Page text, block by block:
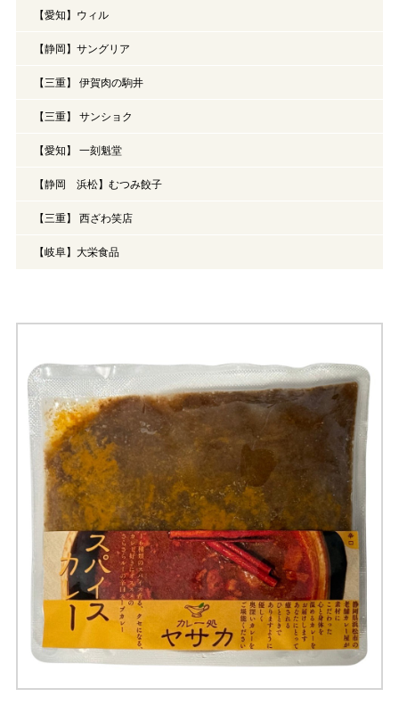
【愛知】ウィル
【静岡】サングリア
【三重】 伊賀肉の駒井
【三重】 サンショク
【愛知】 一刻魁堂
【静岡 浜松】むつみ餃子
【三重】 西ざわ笑店
【岐阜】大栄食品